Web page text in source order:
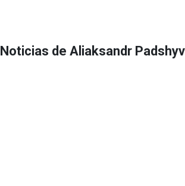
Noticias de Aliaksandr